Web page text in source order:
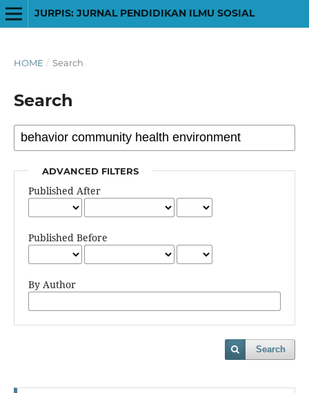
JURPIS: JURNAL PENDIDIKAN ILMU SOSIAL
HOME / Search
Search
ADVANCED FILTERS
Published After
Published Before
By Author
Search